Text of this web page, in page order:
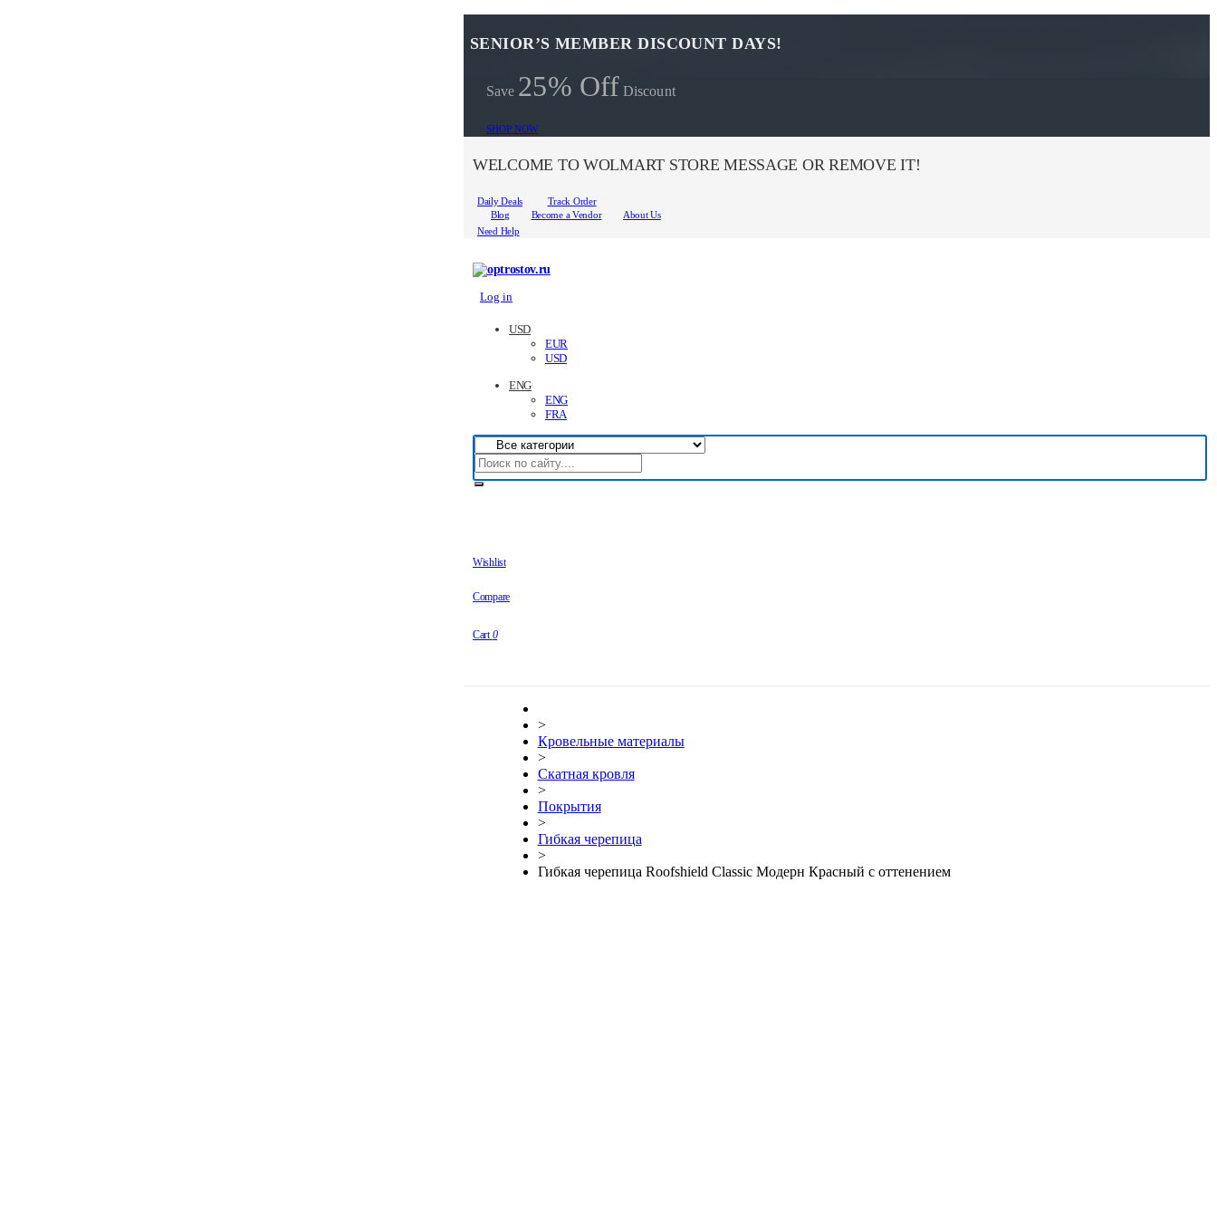
SENIOR’S MEMBER DISCOUNT DAYS!
Save 25% Off Discount
SHOP NOW
WELCOME TO WOLMART STORE MESSAGE OR REMOVE IT!
Daily Deals
Track Order
Blog
Become a Vendor
About Us
Need Help
Log in
USD
EUR
USD
ENG
ENG
FRA
Wishlist
Compare
Cart 0
>
Кровельные материалы
>
Скатная кровля
>
Покрытия
>
Гибкая черепица
>
Гибкая черепица Roofshield Classic Модерн Красный с оттенением